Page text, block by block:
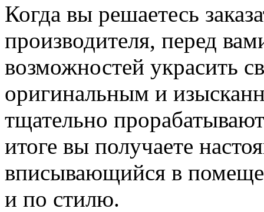
Когда вы решаетесь
производителя, перед
возможностей украсить
оригинальным и
тщательно
итоге вы получаете
вписывающийся в
и по стилю.